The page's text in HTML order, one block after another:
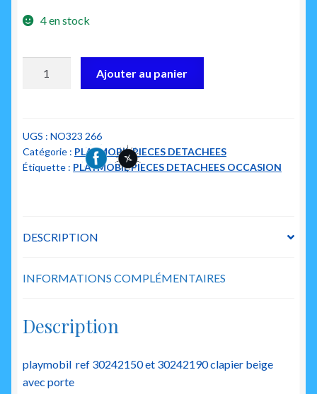
4 en stock
et
30242190
clapier
Ajouter au panier
UGS : NO323 266
Catégorie : PLAYMOBIL PIECES DETACHEES
Étiquette : PLAYMOBIL PIECES DETACHEES OCCASION
DESCRIPTION
INFORMATIONS COMPLÉMENTAIRES
Description
playmobil ref 30242150 et 30242190 clapier beige
avec porte